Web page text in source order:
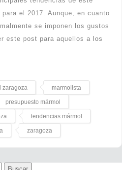
el 2017. Aunque, en cuanto
se imponen los gustos
este post para aquellos a los
zaragoza marmolista
presupuesto mármol
tendencias mármol
zaragoza